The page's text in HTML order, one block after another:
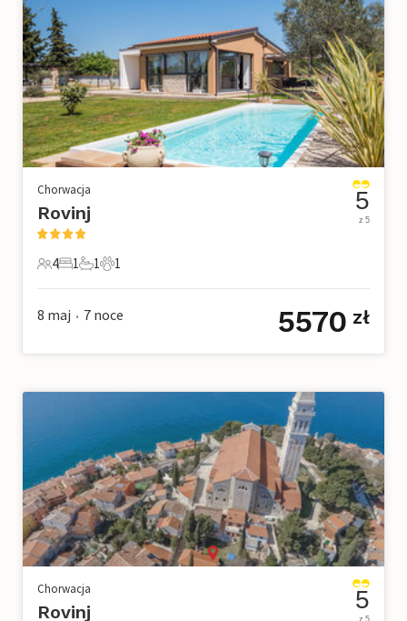
Chorwacja
Rovinj
4 Goście
4
1 Sypialnia
1
1 Łazienka
1
1 Zwierzę domowe
1
5
z 5
8 maj • 7 noce 5570 zł
Chorwacja
Rovinj 5
z 5